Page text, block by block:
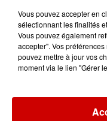
de
Podcasts
Vous pouvez accepter en
sélectionnant les finalités
Vous pouvez également
accepter". Vos
pouvez mettre à jour vos
moment via le lien "Gérer